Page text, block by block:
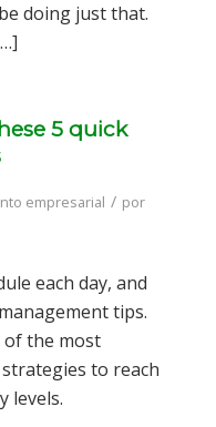
doing just that.
5 quick
empresarial / por
each day, and
tips.
of the most
to reach
levels.